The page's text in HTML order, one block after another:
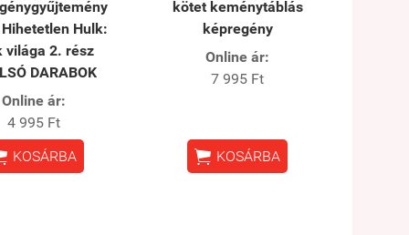
Hulk:
világa 2. rész
DARABOK
Online ár:
4 995 Ft
KOSÁRBA
kötet keménytáblás
képregény
Online ár:
7 995 Ft
 KOSÁRBA